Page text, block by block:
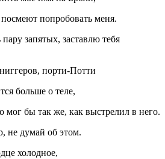
попробовать меня.
запятых, заставлю тебя
порти-Потти
больше о теле,
мог бы так же, как выстрелил в него.
не думай об этом.
холодное,